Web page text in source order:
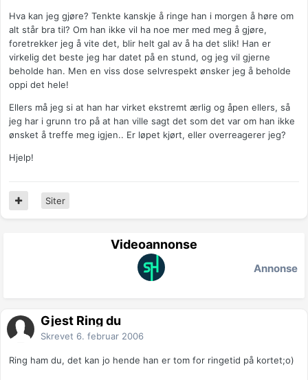
Hva kan jeg gjøre? Tenkte kanskje å ringe han i morgen å høre om
alt står bra til? Om han ikke vil ha noe mer med meg å gjøre,
foretrekker jeg å vite det, blir helt gal av å ha det slik! Han er
virkelig det beste jeg har datet på en stund, og jeg vil gjerne
beholde han. Men en viss dose selvrespekt ønsker jeg å beholde
oppi det hele!
Ellers må jeg si at han har virket ekstremt ærlig og åpen ellers, så
jeg har i grunn tro på at han ville sagt det som det var om han ikke
ønsket å treffe meg igjen.. Er løpet kjørt, eller overreagerer jeg?
Hjelp!
Siter
Videoannonse
Annonse
Gjest Ring du
Skrevet 6. februar 2006
Ring ham du, det kan jo hende han er tom for ringetid på kortet;o)